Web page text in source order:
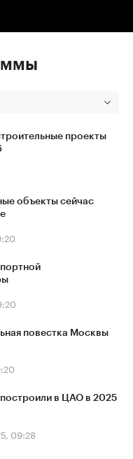
проекты
объекты сейчас
повестка Москвы
в ЦАО в 2025
09:28